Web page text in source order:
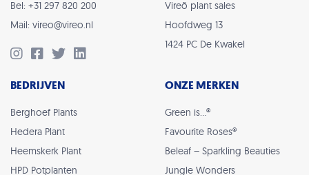
Bel: +31 297 820 200
Mail: vireo@vireo.nl
Vireõ plant sales
Hoofdweg 13
1424 PC De Kwakel
BEDRIJVEN
Berghoef Plants
Hedera Plant
Heemskerk Plant
HPD Potplanten
ONZE MERKEN
Green is…®
Favourite Roses®
Beleaf – Sparkling Beauties
Jungle Wonders